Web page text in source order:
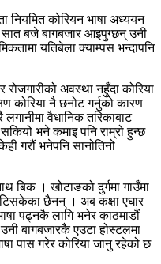
नियमित कोरियन भाषा अध्ययन
बजे बागबजार आइपुग्छन् उनी
यतिबेला क्याम्पस भन्दापनि
रोजगारीको अवस्था नहुँदा कोरिया
कोरिया नै छनोट गर्नुको कारण
वैधानिक तरिकाबाट
भने कमाइ पनि राम्रो हुन्छ
गरौं भनेपनि सानोतिनो
बिक । खोटाङको दुर्गमा गाउँमा
छैनन् । अब कक्षा एघार
पढ्नकै लागि भनेर काठमाडौं
बागबजारकै एउटा होस्टलमा
पास गरेर कोरिया जानु रहेको छ